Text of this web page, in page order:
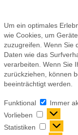
Um ein optimales
wie Cookies, um
zuzugreifen. Wenn Sie
Daten wie das
verarbeiten. Wenn Sie
zurückziehen, können
beeinträchtigt werden.
Funktional
Immer
Vorlieben
Statistiken